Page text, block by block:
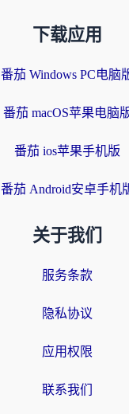
下载应用
番茄 Windows PC电脑
番茄 macOS苹果电脑
番茄 ios苹果手机版
番茄 Android安卓手机
关于我们
服务条款
隐私协议
应用权限
联系我们